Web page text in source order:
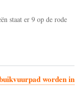
staat er 9 op de rode
worden in